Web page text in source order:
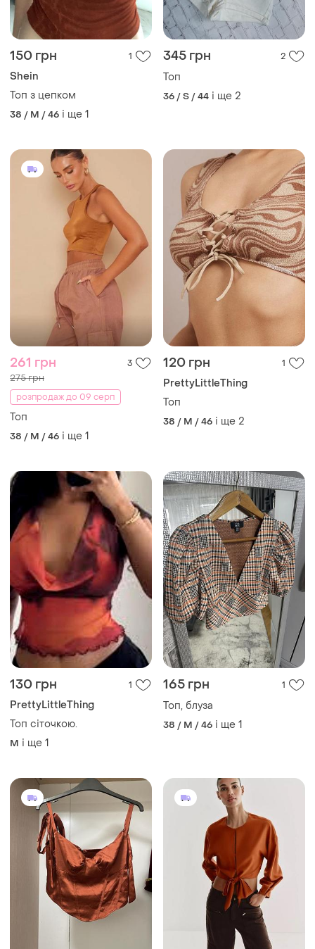
150 грн 1
Shein
Топ з цепком
38 / M / 46 і ще 1
345 грн 2
Топ
36 / S / 44 і ще 2
261 грн 3
275 грн
розпродаж до 09 серп
Топ
38 / M / 46 і ще 1
120 грн 1
PrettyLittleThing
Топ
38 / M / 46 і ще 2
130 грн 1
PrettyLittleThing
Топ сіточкою.
M і ще 1
165 грн 1
Топ, блуза
38 / M / 46 і ще 1